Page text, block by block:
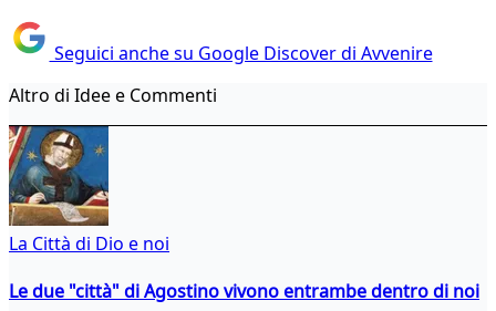
Seguici anche su Google Discover di Avvenire
Altro di Idee e Commenti
La Città di Dio e noi
Le due "città" di Agostino vivono entrambe dentro di noi